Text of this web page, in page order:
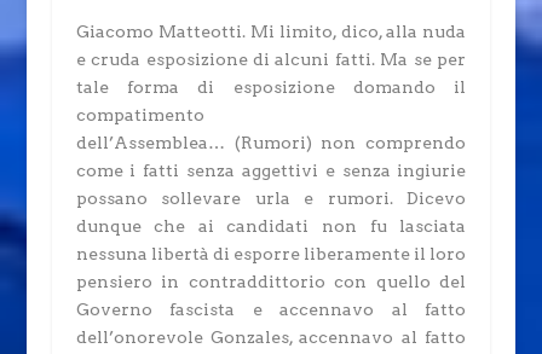
Giacomo Matteotti.Mi limito, dico, alla nuda
e cruda esposizione di alcuni fatti. Ma se per
tale forma di esposizione domando il
compatimento
dell’Assemblea… (Rumori) non comprendo
come i fatti senza aggettivi e senza ingiurie
possano sollevare urla e rumori. Dicevo
dunque che ai candidati non fu lasciata
nessuna libertà di esporre liberamente il loro
pensiero in contraddittorio con quello del
Governo fascista e accennavo al fatto
dell’onorevole Gonzales, accennavo al fatto